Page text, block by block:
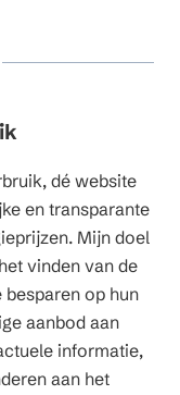
dé website
en transparante
Mijn doel
vinden van de
besparen op hun
aanbod aan
informatie,
aan het